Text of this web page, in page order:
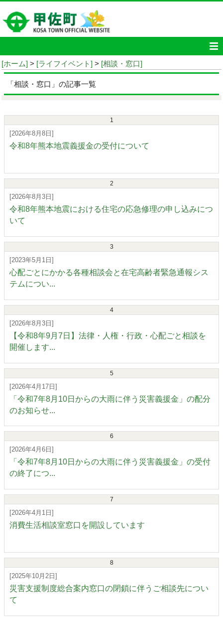
[ホーム] > [ライフイベント] > [相談・窓口]
「相談・窓口」の記事一覧
1
[2026年8月8日]
令和8年熊本地震義援金の受付について
2
[2026年8月3日]
令和8年熊本地震における住宅の応急修理の申し込みにつ
いて
3
[2023年5月1日]
心配ごとにかかる各種相談会と在宅高齢者緊急通報シス
テムについ...
4
[2026年8月3日]
【令和8年9月7日】法律・人権・行政・心配ごと相談を
開催します...
5
[2026年4月17日]
「令和7年8月10日からの大雨に伴う災害義援金」の配分
のお知らせ...
6
[2026年4月6日]
「令和7年8月10日からの大雨に伴う災害義援金」の受付
の終了につ...
7
[2026年4月1日]
消費生活相談室窓口を開設しています
8
[2025年10月2日]
災害支援制度総合案内窓口の閉鎖に伴うご相談先につい
て